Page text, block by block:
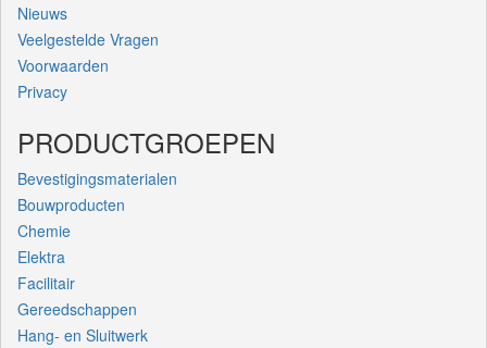
Nieuws
Veelgestelde Vragen
Voorwaarden
Privacy
PRODUCTGROEPEN
Bevestigingsmaterialen
Bouwproducten
Chemie
Elektra
Facilitair
Gereedschappen
Hang- en Sluitwerk